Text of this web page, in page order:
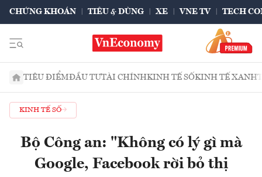
CHỨNG KHOÁN TIÊU & DÙNG XE VNE TV TECH
TIÊU ĐIỂMĐẦU TƯTÀI CHÍNHKINH TẾ SỐKINH TẾ XANH
KINH TẾ SỐ
Bộ Công an: "Không có lý gì mà
Google, Facebook rời bỏ thị